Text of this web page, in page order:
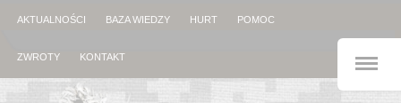
AKTUALNOŚCI BAZA WIEDZY HURT POMOC
ZWROTY KONTAKT